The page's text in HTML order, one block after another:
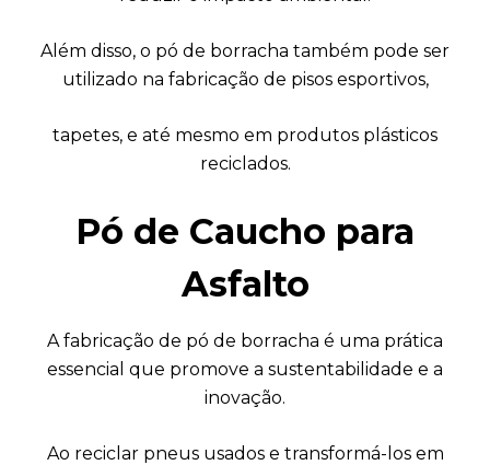
Além disso, o pó de borracha também pode ser
utilizado na fabricação de pisos esportivos,
tapetes, e até mesmo em produtos plásticos
reciclados.
Pó de Caucho para
Asfalto
A fabricação de pó de borracha é uma prática
essencial que promove a sustentabilidade e a
inovação.
Ao reciclar pneus usados e transformá-los em